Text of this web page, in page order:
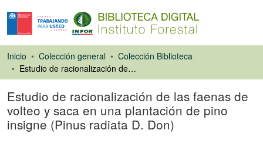
Inicio Colección general
Colección Biblioteca
Estudio de racionalización de las faenas de volteo y saca en una plantación de pino insigne (Pinus radiata D. Don)
Estudio de racionalización de las faenas de
volteo y saca en una plantación de pino
insigne (Pinus radiata D. Don)